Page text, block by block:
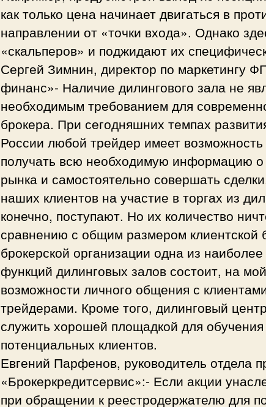
как только цена начинает двигаться в
направлении от «точки входа». Однако
«скальперов» и поджидают их
Сергей Зимнин, директор по маркетингу
финанс»- Наличие дилингового зала не
необходимым требованием для
брокера. При сегодняшних темпах
России любой трейдер имеет
получать всю необходимую информацию о
рынка и самостоятельно совершать
наших клиентов на участие в торгах из
конечно, поступают. Но их количество
сравнению с общим размером клиентской
брокерской организации одна из
функций дилинговых залов состоит, на
возможности личного общения с
трейдерами. Кроме того, дилинговый
служить хорошей площадкой для обучения
потенциальных клиентов.
Евгений Парфенов, руководитель отдела
«Брокеркредитсервис»:- Если акции
при обращении к реестродержателю для